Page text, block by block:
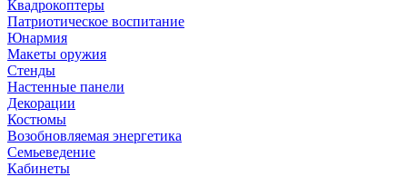
Квадрокоптеры
Патриотическое воспитание
Юнармия
Макеты оружия
Стенды
Настенные панели
Декорации
Костюмы
Возобновляемая энергетика
Семьеведение
Кабинеты